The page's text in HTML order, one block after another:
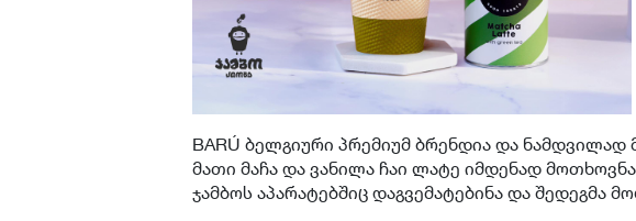
BARÚ ბელგიური პრემიუმ ბრენდია და
მათი მაჩა და ვანილა ჩაი ლატე იმდენად
ჯამბოს აპარატებშიც დაგვემატებინა და შედეგმა